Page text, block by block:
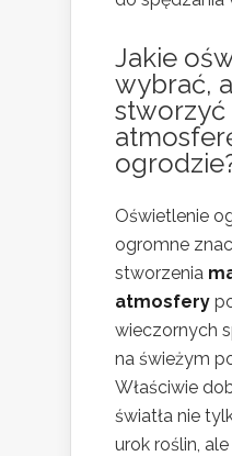
Jakie
wybrać,
stworzyć
Oświetlenie
ogromne
stworzenia
atmosfery
wieczornych
na świeżym
Właściwie
światła nie
urok roślin,